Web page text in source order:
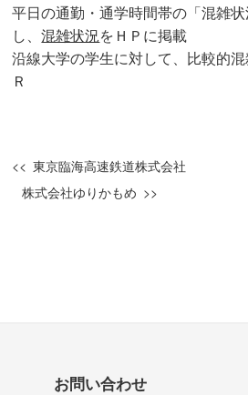
平日の通勤・通学時間帯の「混雑
し、混雑状況をＨＰに掲載
沿線大学の学生に対して、比較的
Ｒ
東京臨海高速鉄道株式会社
株式会社ゆりかもめ
お問い合わせ